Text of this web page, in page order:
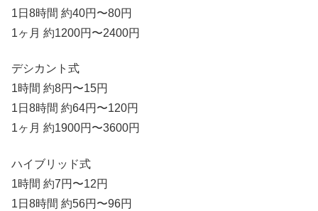
1日8時間 約40円〜80円
1ヶ月 約1200円〜2400円
デシカント式
1時間 約8円〜15円
1日8時間 約64円〜120円
1ヶ月 約1900円〜3600円
ハイブリッド式
1時間 約7円〜12円
1日8時間 約56円〜96円